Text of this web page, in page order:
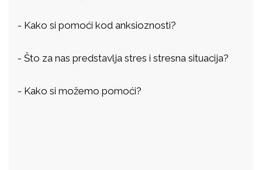
- Kako si pomoći kod anksioznosti?
- Što za nas predstavlja stres i stresna situacija?
- Kako si možemo pomoći?